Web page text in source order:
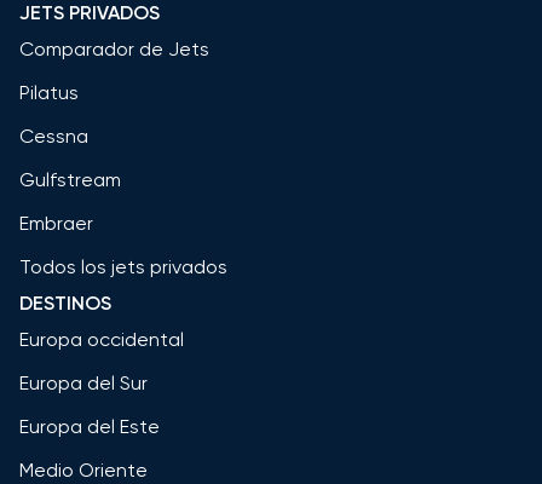
JETS PRIVADOS
Comparador de Jets
Pilatus
Cessna
Gulfstream
Embraer
Todos los jets privados
DESTINOS
Europa occidental
Europa del Sur
Europa del Este
Medio Oriente